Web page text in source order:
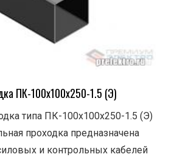
ПК-100х100х250-1.5 (Э)
типа ПК-100х100х250-1.5 (Э)
проходка предназначена
и контрольных кабелей